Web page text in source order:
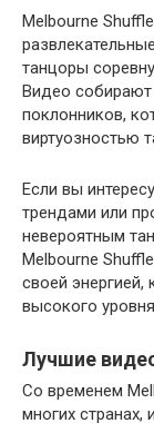
Melbourne
танцоры
Видео собирают
поклонников,
виртуозностью
Если вы
трендами или
невероятным
Melbourne
своей
высокого уровня.
Лучшие
Со временем
многих